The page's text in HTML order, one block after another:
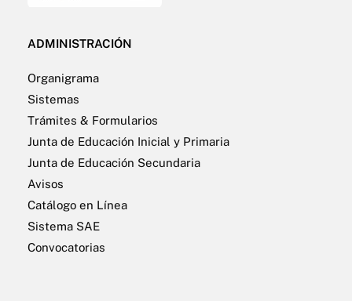
ADMINISTRACIÓN
Organigrama
Sistemas
Trámites & Formularios
Junta de Educación Inicial y Primaria
Junta de Educación Secundaria
Avisos
Catálogo en Línea
Sistema SAE
Convocatorias